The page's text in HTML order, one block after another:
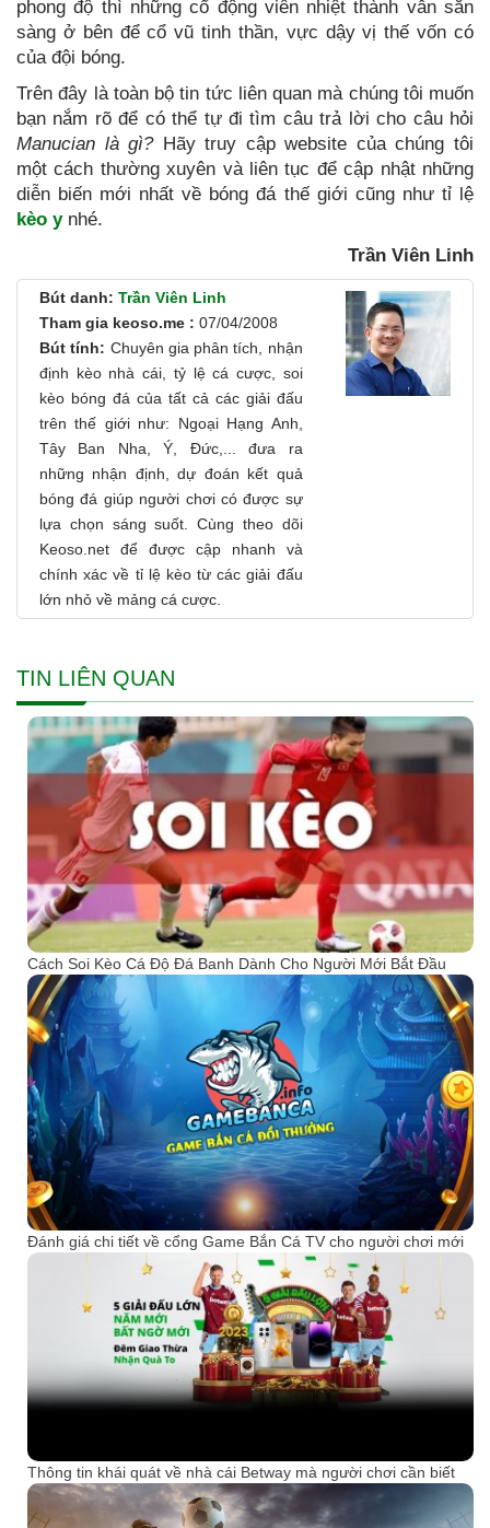
phong độ thì những cổ động viên nhiệt thành vẫn sẵn
sàng ở bên để cổ vũ tinh thần, vực dậy vị thế vốn có
của đội bóng.
Trên đây là toàn bộ tin tức liên quan mà chúng tôi muốn
bạn nắm rõ để có thể tự đi tìm câu trả lời cho câu hỏi
Manucian là gì? Hãy truy cập website của chúng tôi
một cách thường xuyên và liên tục để cập nhật những
diễn biến mới nhất về bóng đá thế giới cũng như tỉ lệ
kèo ynhé.
Trần Viên Linh
Bút danh: Trần Viên Linh
Tham gia keoso.me : 07/04/2008
Bút tính: Chuyên gia phân tích, nhận
định kèo nhà cái, tỷ lệ cá cược, soi
kèo bóng đá của tất cả các giải đấu
trên thế giới như: Ngoại Hạng Anh,
Tây Ban Nha, Ý, Đức,... đưa ra
những nhận định, dự đoán kết quả
bóng đá giúp người chơi có được sự
lựa chọn sáng suốt. Cùng theo dõi
Keoso.net để được cập nhanh và
chính xác về tỉ lệ kèo từ các giải đấu
lớn nhỏ về mảng cá cược.
TIN LIÊN QUAN
Cách Soi Kèo Cá Độ Đá Banh Dành Cho Người Mới Bắt Đầu
Đánh giá chi tiết về cổng Game Bắn Cá TV cho người chơi mới
Thông tin khái quát về nhà cái Betway mà người chơi cần biết